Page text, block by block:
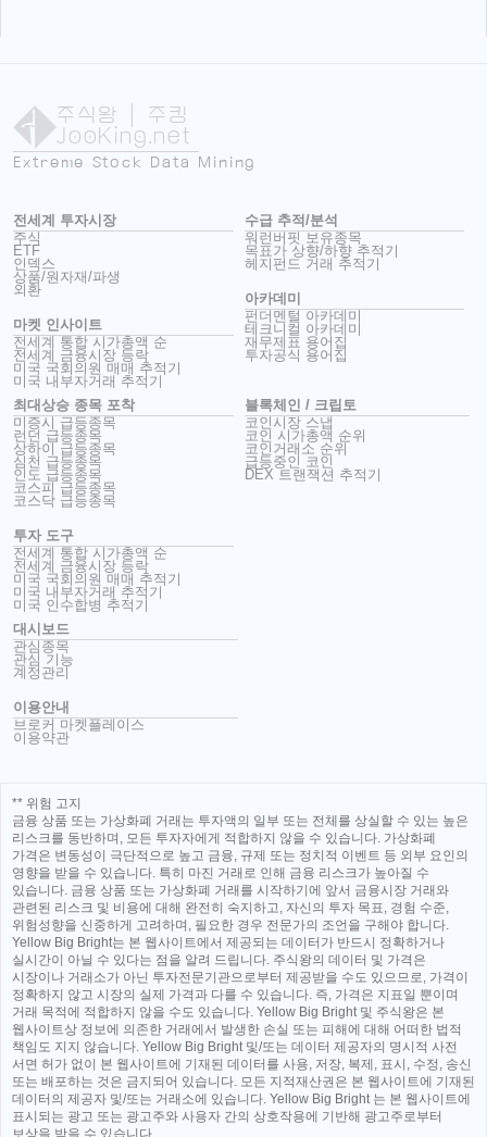
주식왕 | 주킹
JooKing.net
Extreme Stock Data Mining
전세계 투자시장
주식
ETF
인덱스
상품/원자재/파생
외환
마켓 인사이트
전세계 통합 시가총액 순
전세계 금융시장 등락
미국 국회의원 매매 추적기
미국 내부자거래 추적기
수급 추적/분석
워런버핏 보유종목
목표가 상향/하향 추적기
헤지펀드 거래 추적기
아카데미
펀더멘털 아카데미
테크니컬 아카데미
재무제표 용어집
투자공식 용어집
최대상승 종목 포착
미증시 급등종목
런던 급등종목
상하이 급등종목
심천 급등종목
인도 급등종목
코스피 급등종목
코스닥 급등종목
투자 도구
전세계 통합 시가총액 순
전세계 금융시장 등락
미국 국회의원 매매 추적기
미국 내부자거래 추적기
미국 인수합병 추적기
블록체인 / 크립토
코인시장 스냅
코인 시가총액 순위
코인거래소 순위
급등중인 코인
DEX 트랜잭션 추적기
대시보드
관심종목
관심 기능
계정관리
이용안내
브로커 마켓플레이스
이용약관
** 위험 고지
금융 상품 또는 가상화폐 거래는 투자액의 일부 또는 전체를 상실할 수 있는 높은
리스크를 동반하며, 모든 투자자에게 적합하지 않을 수 있습니다. 가상화폐
가격은 변동성이 극단적으로 높고 금융, 규제 또는 정치적 이벤트 등 외부 요인의
영향을 받을 수 있습니다. 특히 마진 거래로 인해 금융 리스크가 높아질 수
있습니다. 금융 상품 또는 가상화폐 거래를 시작하기에 앞서 금융시장 거래와
관련된 리스크 및 비용에 대해 완전히 숙지하고, 자신의 투자 목표, 경험 수준,
위험성향을 신중하게 고려하며, 필요한 경우 전문가의 조언을 구해야 합니다.
Yellow Big Bright는 본 웹사이트에서 제공되는 데이터가 반드시 정확하거나
실시간이 아닐 수 있다는 점을 알려 드립니다. 주식왕의 데이터 및 가격은
시장이나 거래소가 아닌 투자전문기관으로부터 제공받을 수도 있으므로, 가격이
정확하지 않고 시장의 실제 가격과 다를 수 있습니다. 즉, 가격은 지표일 뿐이며
거래 목적에 적합하지 않을 수도 있습니다. Yellow Big Bright 및 주식왕은 본
웹사이트상 정보에 의존한 거래에서 발생한 손실 또는 피해에 대해 어떠한 법적
책임도 지지 않습니다. Yellow Big Bright 및/또는 데이터 제공자의 명시적 사전
서면 허가 없이 본 웹사이트에 기재된 데이터를 사용, 저장, 복제, 표시, 수정, 송신
또는 배포하는 것은 금지되어 있습니다. 모든 지적재산권은 본 웹사이트에 기재된
데이터의 제공자 및/또는 거래소에 있습니다. Yellow Big Bright 는 본 웹사이트에
표시되는 광고 또는 광고주와 사용자 간의 상호작용에 기반해 광고주로부터
보상을 받을 수 있습니다.